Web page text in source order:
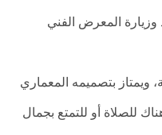
وزيارة المعرض الفني
ويمتاز بتصميمه المعماري
للصلاة أو للتمتع بجمال